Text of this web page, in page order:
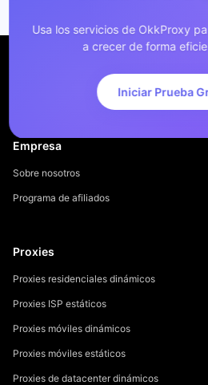
Usa los servicios de OkkProxy
a crecer de forma
Iniciar Prueba
Empresa
Sobre nosotros
Programa de afiliados
Proxies
Proxies residenciales dinámicos
Proxies ISP estáticos
Proxies móviles dinámicos
Proxies móviles estáticos
Proxies de datacenter dinámicos